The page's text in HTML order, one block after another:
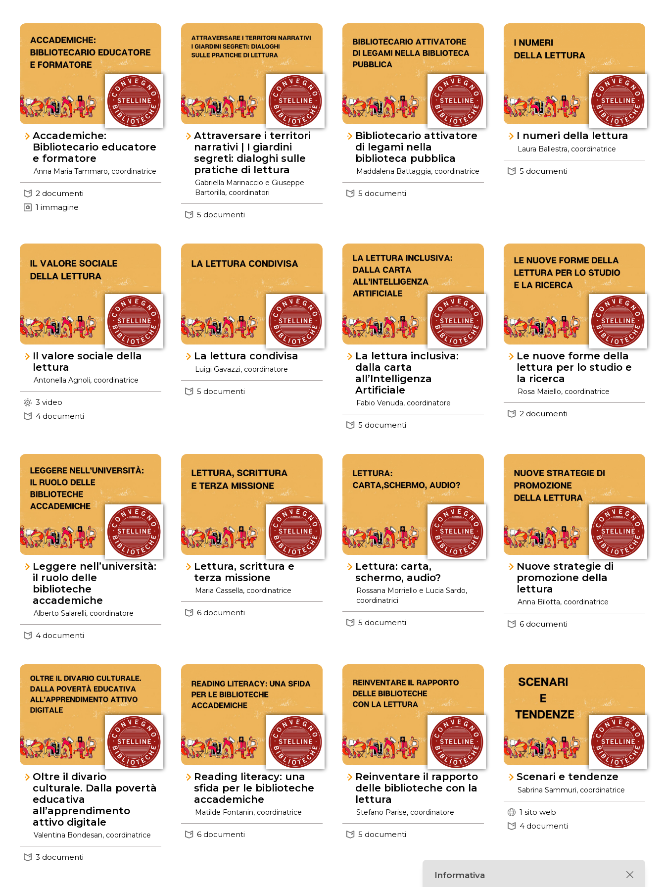
Accademiche:
Bibliotecario educatore
e formatore
Anna Maria Tammaro, coordinatrice
2 documenti
1 immagine
Attraversare i territori
narrativi | I giardini
segreti: dialoghi sulle
pratiche di lettura
Gabriella Marinaccio e Giuseppe
Bartorilla, coordinatori
5 documenti
Bibliotecario attivatore
di legami nella
biblioteca pubblica
Maddalena Battaggia, coordinatrice
5 documenti
I numeri della lettura
Laura Ballestra, coordinatrice
5 documenti
Il valore sociale della
lettura
Antonella Agnoli, coordinatrice
3 video
4 documenti
La lettura condivisa
Luigi Gavazzi, coordinatore
5 documenti
La lettura inclusiva:
dalla carta
all’Intelligenza
Artificiale
Fabio Venuda, coordinatore
5 documenti
Le nuove forme della
lettura per lo studio e
la ricerca
Rosa Maiello, coordinatrice
2 documenti
Leggere nell’università:
il ruolo delle
biblioteche
accademiche
Alberto Salarelli, coordinatore
4 documenti
Lettura, scrittura e
terza missione
Maria Cassella, coordinatrice
6 documenti
Lettura: carta,
schermo, audio?
Rossana Morriello e Lucia Sardo,
coordinatrici
5 documenti
Nuove strategie di
promozione della
lettura
Anna Bilotta, coordinatrice
6 documenti
Oltre il divario
culturale. Dalla povertà
educativa
all’apprendimento
attivo digitale
Valentina Bondesan, coordinatrice
3 documenti
Reading literacy: una
sfida per le biblioteche
accademiche
Matilde Fontanin, coordinatrice
6 documenti
Reinventare il rapporto
delle biblioteche con la
lettura
Stefano Parise, coordinatore
5 documenti
Scenari e tendenze
Sabrina Sammuri, coordinatrice
1 sito web
4 documenti
Informativa